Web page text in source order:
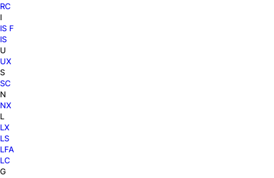
RC
I
IS F
IS
U
UX
S
SC
N
NX
L
LX
LS
LFA
LC
G